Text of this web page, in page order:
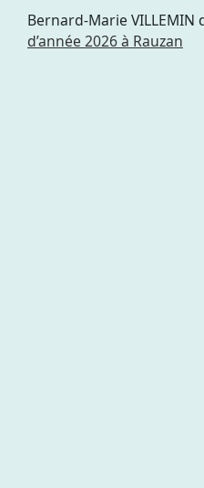
Bernard-Marie VILLEMIN
d’année 2026 à Rauzan